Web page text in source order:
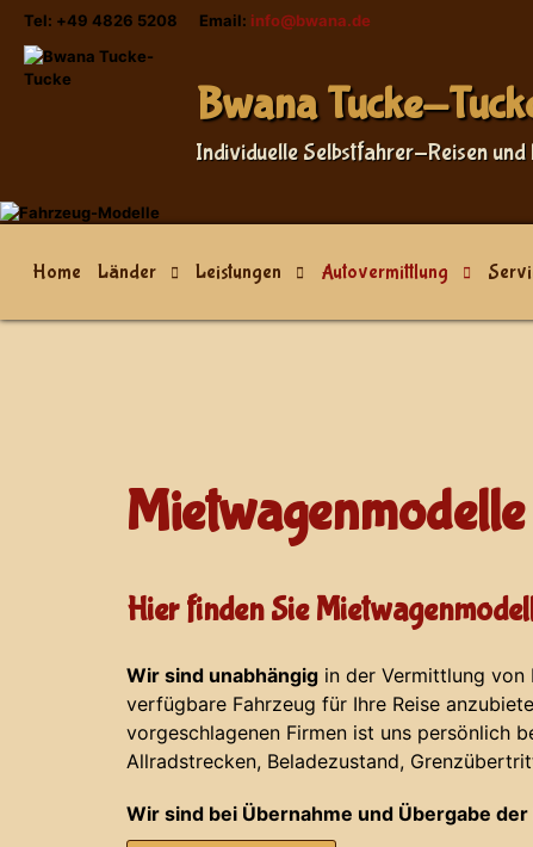
Tel: +49 4826 5208 Email: info@bwana.de
Bwana Tucke-
Individuelle Selbstfahrer-Reisen und
Home Länder Leistungen Autovermittlung
Hier finden Sie
Wir sind unabhängig in der Vermittlung von
verfügbare Fahrzeug für Ihre Reise
vorgeschlagenen Firmen ist uns persönlich
Allradstrecken, Beladezustand,
Wir sind bei Übernahme und Übergabe